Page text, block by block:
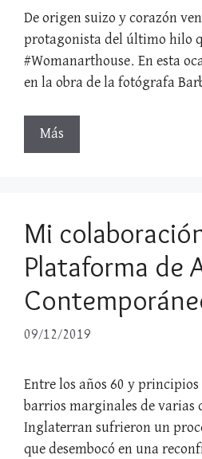
De origen suizo y corazón
protagonista del último hilo
#Womanarthouse. En esta
en la obra de la fotógrafa
Más
Mi
Plataforma de
09/12/2019
Entre los años 60 y principios
barrios marginales de varias
Inglaterran sufrieron un
que desembocó en una